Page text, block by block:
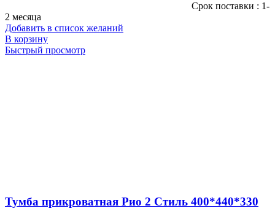
Cрок поставки : 1-
2 месяца
Добавить в список желаний
В корзину
Быстрый просмотр
Тумба прикроватная Рио 2 Стиль 400*440*330